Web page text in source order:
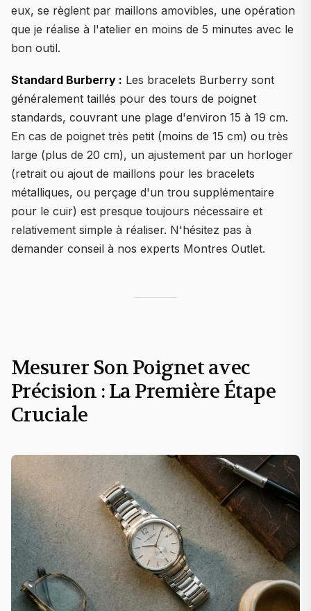
eux, se règlent par maillons amovibles, une opération
que je réalise à l'atelier en moins de 5 minutes avec le
bon outil.
Standard Burberry : Les bracelets Burberry sont
généralement taillés pour des tours de poignet
standards, couvrant une plage d'environ 15 à 19 cm.
En cas de poignet très petit (moins de 15 cm) ou très
large (plus de 20 cm), un ajustement par un horloger
(retrait ou ajout de maillons pour les bracelets
métalliques, ou perçage d'un trou supplémentaire
pour le cuir) est presque toujours nécessaire et
relativement simple à réaliser. N'hésitez pas à
demander conseil à nos experts Montres Outlet.
Mesurer Son Poignet avec
Précision : La Première Étape
Cruciale